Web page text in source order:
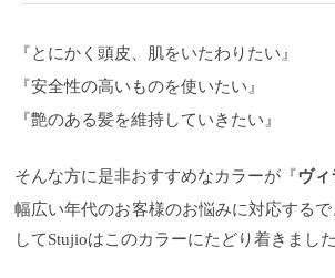
用意させていただきます。）
お客様に安心してstujioに来
適に過ごしていただきたい思
のメカニズムおよび変異株の
型コロナウイルス変異株を不
外も数々のウイルスにも効果
『とにかく頭皮、肌をいたわりたい』
『安全性の高いものを使いたい』
『艶のある髪を維持していきたい』
そんな方に是非おすすめなカラーが『ヴィ
幅広い年代のお客様のお悩みに対応する
してStujioはこのカラーにたどり着きました